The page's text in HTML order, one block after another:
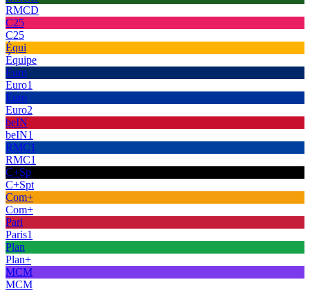
RMCD
C25
C25
Équi
Équipe
Euro
Euro1
Euro
Euro2
beIN
beIN1
RMC1
RMC1
C+Sp
C+Spt
Com+
Com+
Pari
Paris1
Plan
Plan+
MCM
MCM